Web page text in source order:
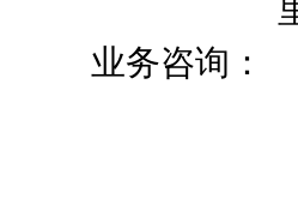
业务咨询：